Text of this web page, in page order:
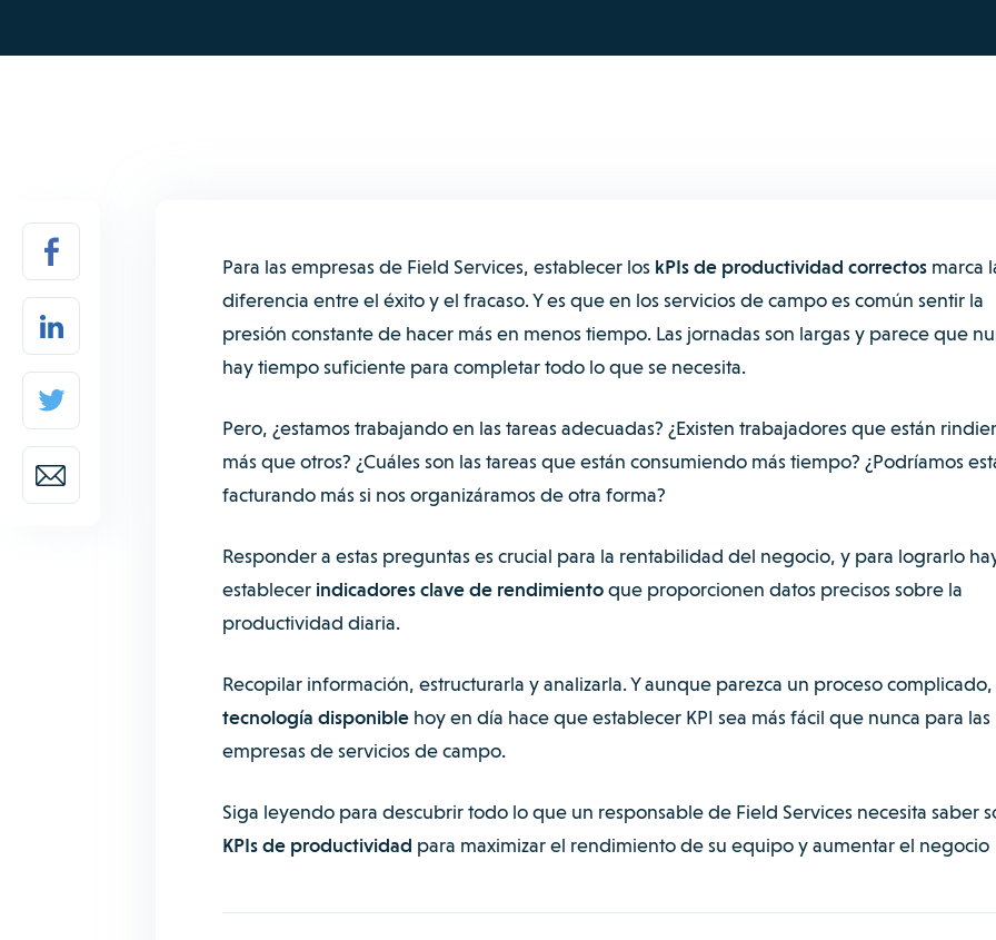
Para las empresas de Field Services, establecer los kPIs de productividad correctosmarca
diferencia entre el éxito y el fracaso. Y es que en los servicios de campo es común sentir la
presión constante de hacer más en menos tiempo. Las jornadas son largas y parece que
hay tiempo suficiente para completar todo lo que se necesita.
Pero, ¿estamos trabajando en las tareas adecuadas? ¿Existen trabajadores que están
más que otros? ¿Cuáles son las tareas que están consumiendo más tiempo? ¿Podríamos
facturando más si nos organizáramos de otra forma?
Responder a estas preguntas es crucial para la rentabilidad del negocio, y para lograrlo
establecerindicadores clave de rendimientoque proporcionen datos precisos sobre la
productividad diaria.
Recopilar información, estructurarla y analizarla. Y aunque parezca un proceso complicado,
tecnología disponiblehoy en día hace que establecer KPI sea más fácil que nunca para las
empresas de servicios de campo.
Siga leyendo para descubrir todo lo que un responsable de Field Services necesita saber
KPIs de productividad para maximizar el rendimiento de su equipo y aumentar el negocio